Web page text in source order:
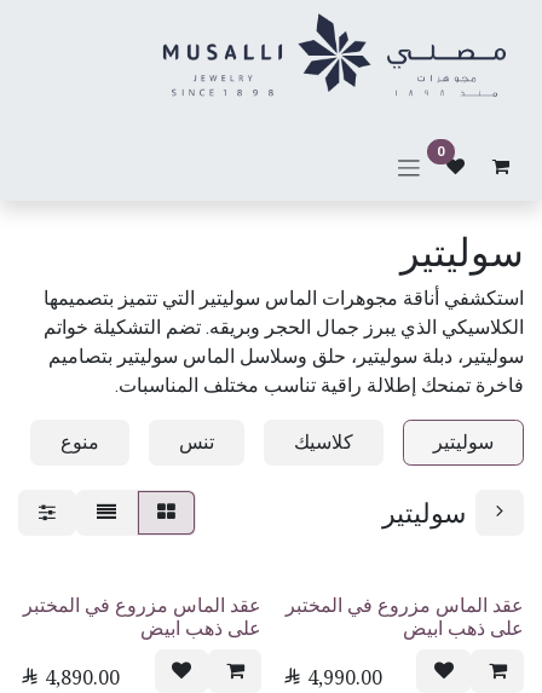
0
سوليتير
استكشفي أناقة مجوهرات الماس سوليتير التي تتميز بتصميمها
الكلاسيكي الذي يبرز جمال الحجر وبريقه. تضم التشكيلة خواتم
سوليتير، دبلة سوليتير، حلق وسلاسل الماس سوليتير بتصاميم
فاخرة تمنحك إطلالة راقية تناسب مختلف المناسبات.
سوليتير كلاسيك تنس منوع
سوليتير
عقد الماس مزروع في المختبر
على ذهب ابيض
 4,990.00
عقد الماس مزروع في المختبر
على ذهب ابيض
 4,890.00